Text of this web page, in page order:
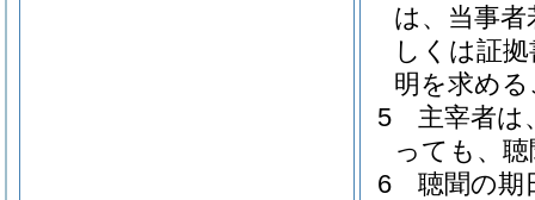
は、当事
しくは証
明を求め
5
主宰者は
っても、
6
聴聞の期